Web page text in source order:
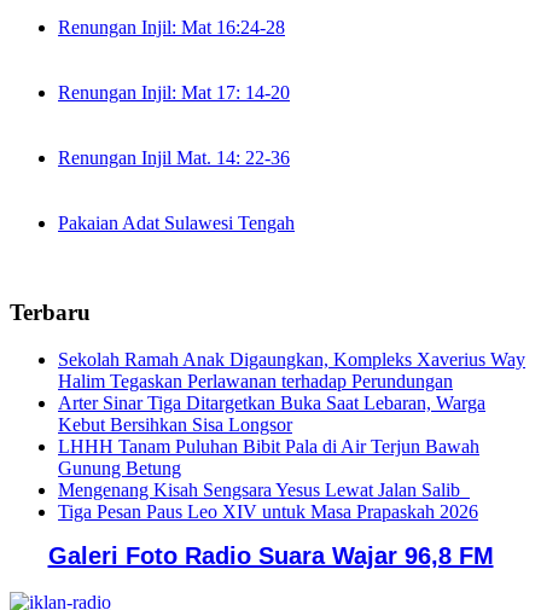
Renungan Injil: Mat 16:24-28
Renungan Injil: Mat 17: 14-20
Renungan Injil Mat. 14: 22-36
Pakaian Adat Sulawesi Tengah
Terbaru
Sekolah Ramah Anak Digaungkan, Kompleks Xaverius Way
Halim Tegaskan Perlawanan terhadap Perundungan
Arter Sinar Tiga Ditargetkan Buka Saat Lebaran, Warga
Kebut Bersihkan Sisa Longsor
LHHH Tanam Puluhan Bibit Pala di Air Terjun Bawah
Gunung Betung
Mengenang Kisah Sengsara Yesus Lewat Jalan Salib
Tiga Pesan Paus Leo XIV untuk Masa Prapaskah 2026
Galeri Foto Radio Suara Wajar 96,8 FM